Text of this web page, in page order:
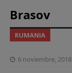
Brasov
RUMANIA
6 noviembre, 2018